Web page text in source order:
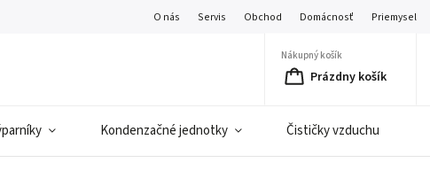
O nás Servis Obchod Domácnosť Priemysel
Nákupný košík
Prázdny košík
Kondenzačné jednotky Čističky vzduchu